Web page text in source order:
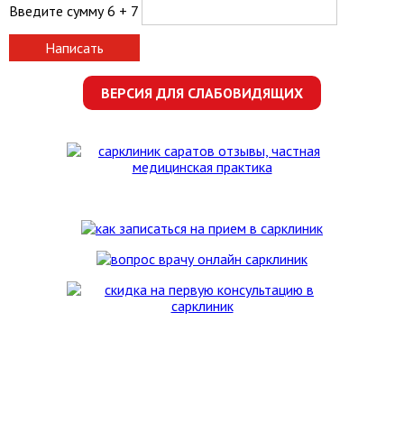
Введите сумму 6 + 7
Написать
ВЕРСИЯ ДЛЯ СЛАБОВИДЯЩИХ